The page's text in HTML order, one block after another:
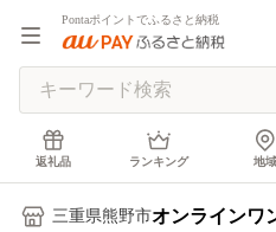
Pontaポイントでふるさと納税
返礼品 ランキング 地域
三重県熊野市オンラインワ